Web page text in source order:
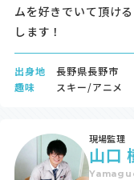
ムを好きでいて頂け
します！
出身地
長野県長野市
趣味
スキー/アニメ
現場監理
山口